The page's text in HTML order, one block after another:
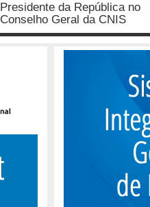
Presidente da República no
Conselho Geral da CNIS